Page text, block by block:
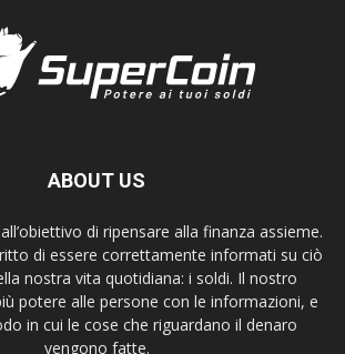
ABOUT US
di ripensare alla finanza assieme.
di essere correttamente informati su ciò
nostra vita quotidiana: i soldi. Il nostro
potere alle persone con le informazioni, e
in cui le cose che riguardano il denaro
vengono fatte.